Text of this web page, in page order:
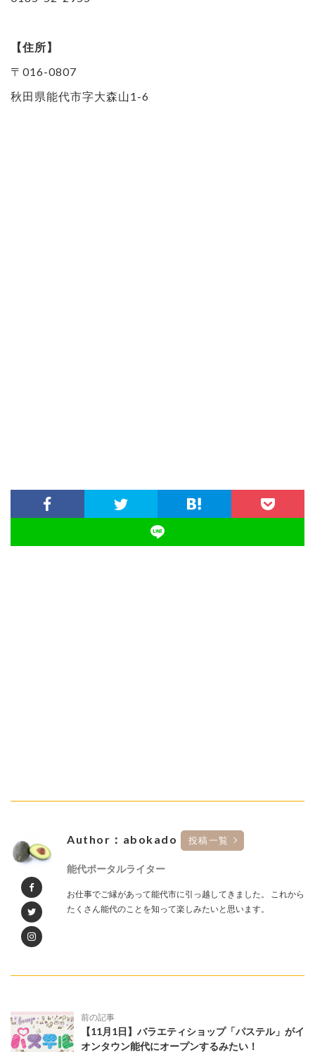
【住所】
〒016-0807
秋田県能代市字大森山1-6
Author：abokado 投稿一覧
能代ポータルライター
お仕事でご縁があって能代市に引っ越してきました。 これから
たくさん能代のことを知って楽しみたいと思います。
前の記事
【11月1日】バラエティショップ「パステル」がイ
オンタウン能代にオープンするみたい！